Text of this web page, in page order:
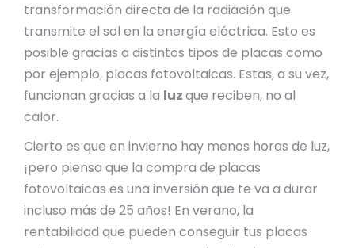
transformación directa de la radiación que
transmite el sol en la energía eléctrica. Esto es
posible gracias a distintos tipos de placas como
por ejemplo, placas fotovoltaicas. Estas, a su vez,
funcionan gracias a la luzque reciben, no al
calor.
Cierto es que en invierno hay menos horas de luz,
¡pero piensa que la compra de placas
fotovoltaicas es una inversión que te va a durar
incluso más de 25 años! En verano, la
rentabilidad que pueden conseguir tus placas